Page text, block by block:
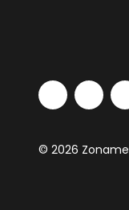
© 2026